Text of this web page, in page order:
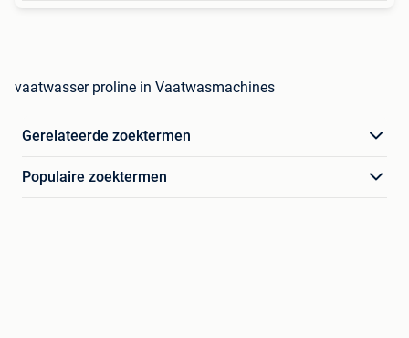
vaatwasser proline in Vaatwasmachines
Gerelateerde zoektermen
Populaire zoektermen